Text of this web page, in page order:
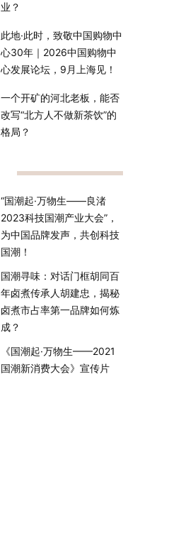
业？
此地·此时，致敬中国购物中
心30年｜2026中国购物中
心发展论坛，9月上海见！
一个开矿的河北老板，能否
改写“北方人不做新茶饮”的
格局？
“国潮起·万物生——良渚
2023科技国潮产业大会”，
为中国品牌发声，共创科技
国潮！
国潮寻味：对话门框胡同百
年卤煮传承人胡建忠，揭秘
卤煮市占率第一品牌如何炼
成？
《国潮起·万物生——2021
国潮新消费大会》宣传片